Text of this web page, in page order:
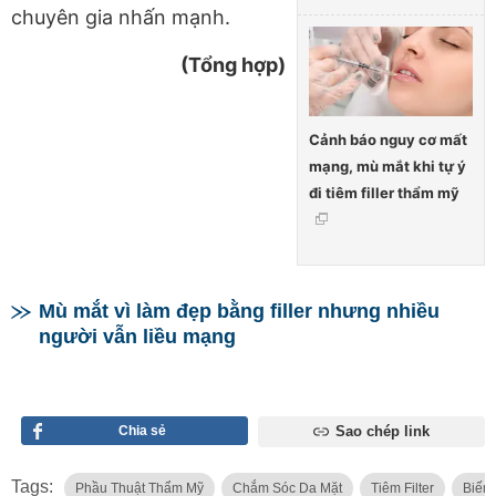
Cảnh báo nguy cơ mất
mạng, mù mắt khi tự ý
đi tiêm filler thẩm mỹ
chuyên gia nhấn mạnh.
(Tổng hợp)
Mù mắt vì làm đẹp bằng filler nhưng nhiều
người vẫn liều mạng
Chia sẻ Sao chép link
Tags: Phầu Thuật Thẩm Mỹ Chắm Sóc Da Mặt Tiêm Filter Biến